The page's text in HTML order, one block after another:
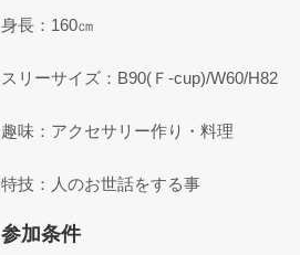
身長：160㎝
スリーサイズ：B90(Ｆ-cup)/W60/H82
趣味：アクセサリー作り・料理
特技：人のお世話をする事
参加条件